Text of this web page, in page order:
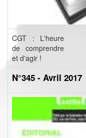
CGT : L'heure
de comprendre
et d'agir !
N°345 - Avril 2017